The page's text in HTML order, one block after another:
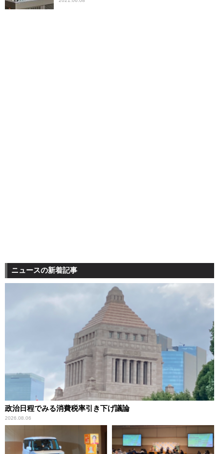
ニュースの新着記事
政治日程でみる消費税率引き下げ議論
2026.08.06